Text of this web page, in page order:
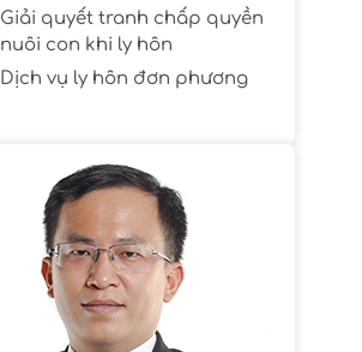
Giải quyết tranh chấp quyền
nuôi con khi ly hôn
Dịch vụ ly hôn đơn phương